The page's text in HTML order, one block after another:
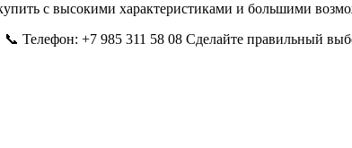
с высокими характеристиками и большими
Телефон: +7 985 311 58 08 Сделайте правильный